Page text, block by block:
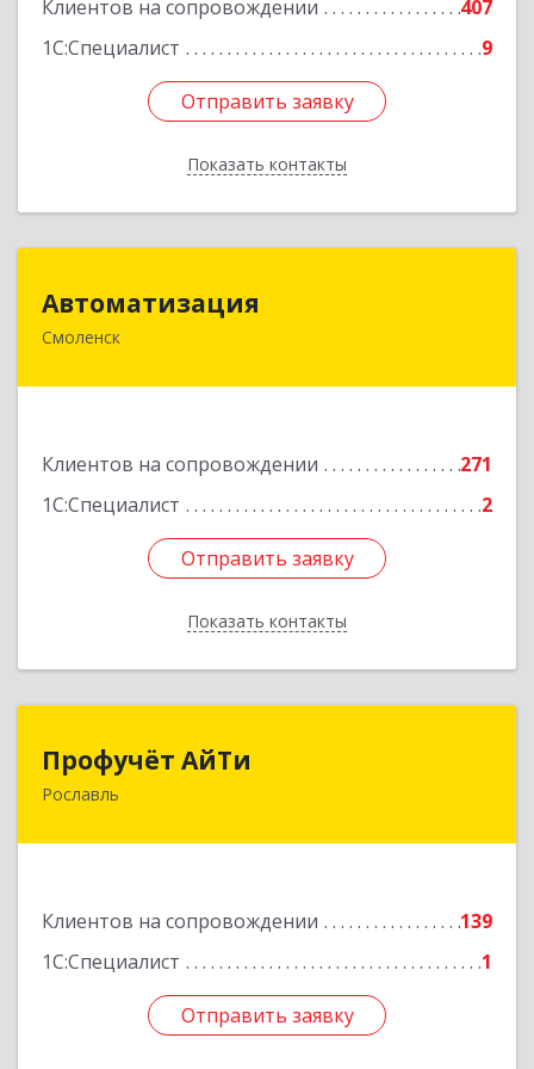
Клиентов на сопровождении
407
1С:Специалист
9
Отправить заявку
Показать контакты
Отправить заявку
Назад
Автоматизация
Смоленск
Клиентов на сопровождении
271
1С:Специалист
2
Отправить заявку
Показать контакты
214019, Смоленская обл, Смоленск г, Марии
Отправить заявку
Назад
Профучёт АйТи
Рославль
Клиентов на сопровождении
139
1С:Специалист
1
Отправить заявку
216500, Смоленская обл, Рославльский р-н,
Отправить заявку